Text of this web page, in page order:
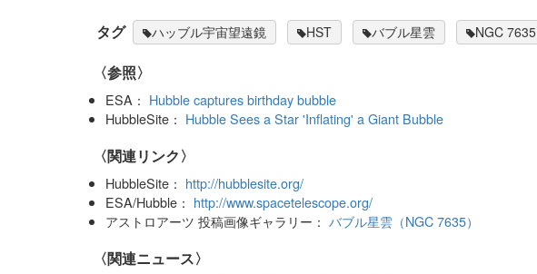
タグ ハッブル宇宙望遠鏡 HST バブル星雲 NGC 7635
〈参照〉
ESA： Hubble captures birthday bubble
HubbleSite： Hubble Sees a Star 'Inflating' a Giant Bubble
〈関連リンク〉
HubbleSite： http://hubblesite.org/
ESA/Hubble： http://www.spacetelescope.org/
アストロアーツ 投稿画像ギャラリー：バブル星雲（NGC 7635）
〈関連ニュース〉